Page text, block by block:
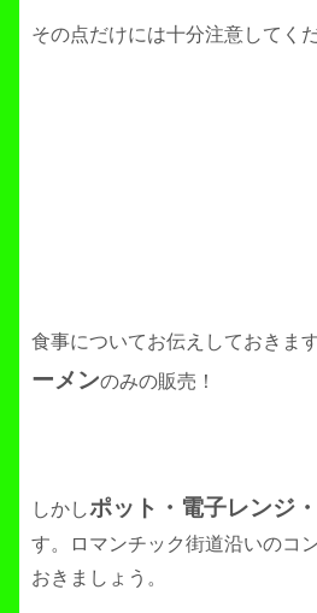
その点だけには十分注意してくだ
食事についてお伝えしておきま
ーメンのみの販売！
しかしポット・電子レンジ
す。ロマンチック街道沿いのコ
おきましょう。